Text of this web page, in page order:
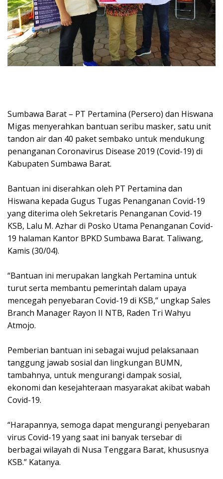
Sumbawa Barat – PT Pertamina (Persero) dan Hiswana
Migas menyerahkan bantuan seribu masker, satu unit
tandon air dan 40 paket sembako untuk mendukung
penanganan Coronavirus Disease 2019 (Covid-19) di
Kabupaten Sumbawa Barat.
Bantuan ini diserahkan oleh PT Pertamina dan
Hiswana kepada Gugus Tugas Penanganan Covid-19
yang diterima oleh Sekretaris Penanganan Covid-19
KSB, Lalu M. Azhar di Posko Utama Penanganan Covid-
19 halaman Kantor BPKD Sumbawa Barat. Taliwang,
Kamis (30/04).
“Bantuan ini merupakan langkah Pertamina untuk
turut serta membantu pemerintah dalam upaya
mencegah penyebaran Covid-19 di KSB,” ungkap Sales
Branch Manager Rayon II NTB, Raden Tri Wahyu
Atmojo.
Pemberian bantuan ini sebagai wujud pelaksanaan
tanggung jawab sosial dan lingkungan BUMN,
tambahnya, untuk mengurangi dampak sosial,
ekonomi dan kesejahteraan masyarakat akibat wabah
Covid-19.
“Harapannya, semoga dapat mengurangi penyebaran
virus Covid-19 yang saat ini banyak tersebar di
berbagai wilayah di Nusa Tenggara Barat, khususnya
KSB.” Katanya.